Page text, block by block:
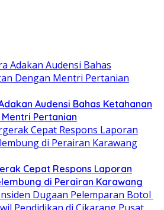
Audensi Bahas Ketahanan
Pertanian
Cepat Respons Laporan
di Perairan Karawang